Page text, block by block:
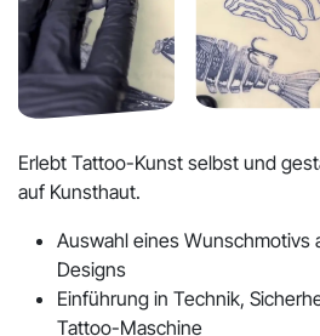
Erlebt Tattoo-Kunst selbst und
auf Kunsthaut.
Auswahl eines Wunschmotivs
Designs
Einführung in Technik,
Tattoo-Maschine